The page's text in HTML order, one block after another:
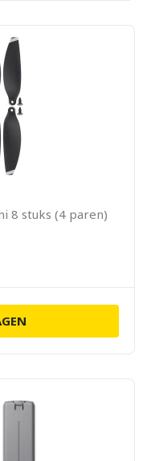
8 stuks (4 paren)